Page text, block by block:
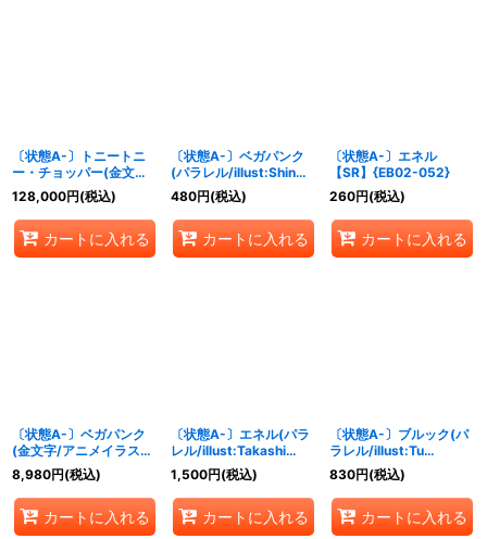
〔状態A-〕トニートニ
ー・チョッパー(金文字/
アニメイラスト)【L】
{OP08-001}
128,000円(税込)
カートに入れる
〔状態A-〕ベガパンク
(パラレル/illust:Shin
kashiwaguma)
【SR/P】{EB02-056}
480円(税込)
カートに入れる
〔状態A-〕エネル
【SR】{EB02-052}
260円(税込)
カートに入れる
〔状態A-〕ベガパンク
(金文字/アニメイラス
ト)【L】{OP07-097}
8,980円(税込)
カートに入れる
〔状態A-〕エネル(パラ
レル/illust:Takashi
Kojima)【SR/P】
{EB02-052}
1,500円(税込)
カートに入れる
〔状態A-〕ブルック(パ
ラレル/illust:Tu
Yongce)【R/P】
{EB02-048}
830円(税込)
カートに入れる